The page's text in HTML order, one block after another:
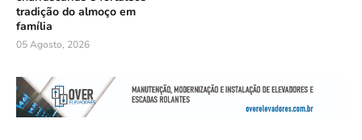
tradição do almoço em
família
05 Agosto, 2026